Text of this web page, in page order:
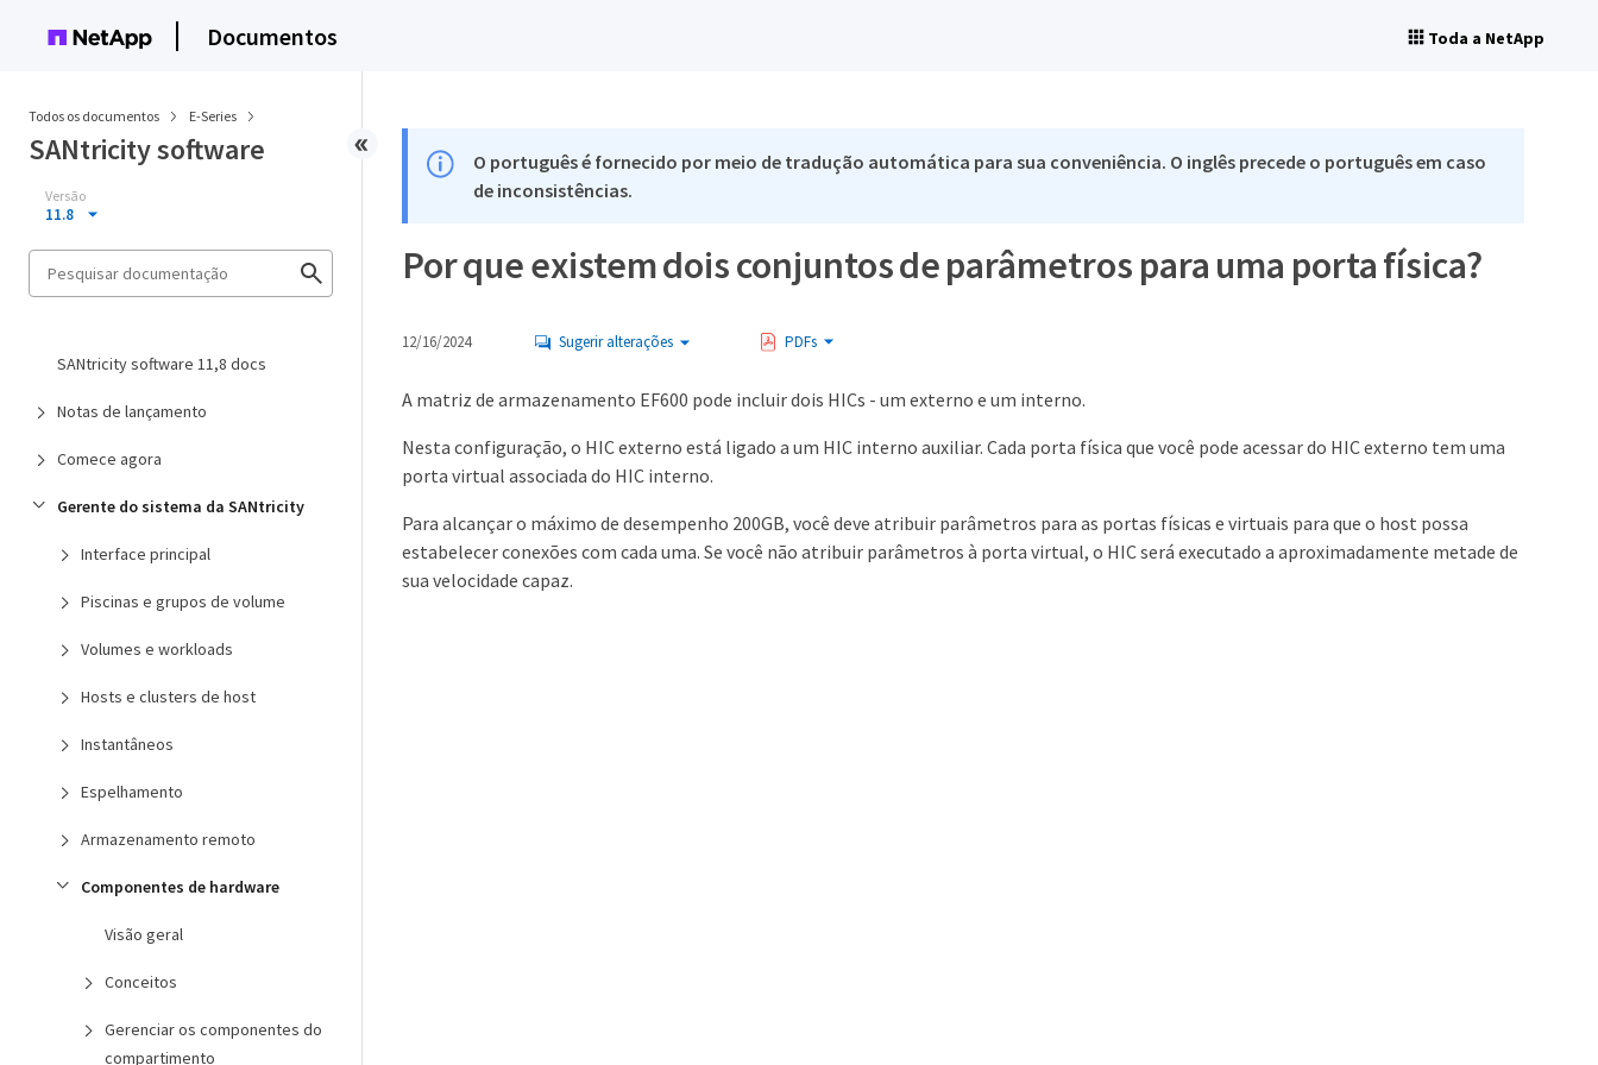
Documentos Toda a NetApp
Todos os documentos E-Series
SANtricity software
Versão
11.8
SANtricity software 11,8 docs
Notas de lançamento
Comece agora
Gerente do sistema da SANtricity
Interface principal
Piscinas e grupos de volume
Volumes e workloads
Hosts e clusters de host
Instantâneos
Espelhamento
Armazenamento remoto
Componentes de hardware
Visão geral
Conceitos
Gerenciar os componentes do
compartimento
O português é fornecido por meio de tradução automática para sua conveniência. O inglês precede o português em caso
de inconsistências.
Por que existem dois conjuntos de parâmetros para uma porta física?
12/16/2024 Sugerir alterações PDFs
A matriz de armazenamento EF600 pode incluir dois HICs - um externo e um interno.
Nesta configuração, o HIC externo está ligado a um HIC interno auxiliar. Cada porta física que você pode acessar do HIC externo tem uma
porta virtual associada do HIC interno.
Para alcançar o máximo de desempenho 200GB, você deve atribuir parâmetros para as portas físicas e virtuais para que o host possa
estabelecer conexões com cada uma. Se você não atribuir parâmetros à porta virtual, o HIC será executado a aproximadamente metade de
sua velocidade capaz.